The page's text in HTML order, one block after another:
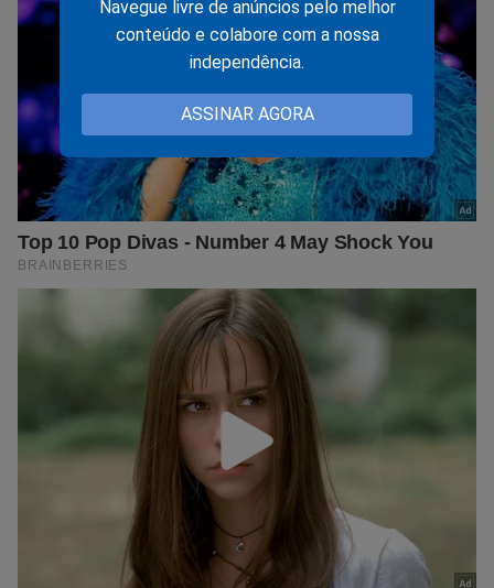
Navegue livre de anúncios pelo melhor
conteúdo e colabore com a nossa
independência.
ASSINAR AGORA